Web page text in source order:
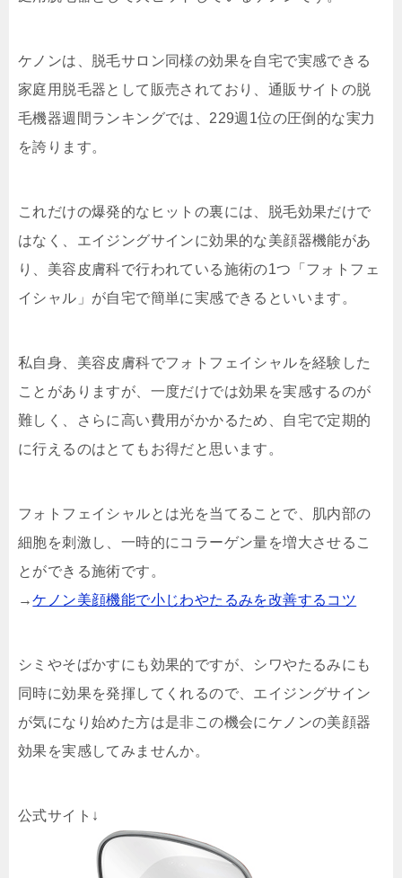
ケノンは、脱毛サロン同様の効果を自宅で実感できる
家庭用脱毛器として販売されており、通販サイトの脱
毛機器週間ランキングでは、229週1位の圧倒的な実力
を誇ります。
これだけの爆発的なヒットの裏には、脱毛効果だけで
はなく、エイジングサインに効果的な美顔器機能があ
り、美容皮膚科で行われている施術の1つ「フォトフェ
イシャル」が自宅で簡単に実感できるといいます。
私自身、美容皮膚科でフォトフェイシャルを経験した
ことがありますが、一度だけでは効果を実感するのが
難しく、さらに高い費用がかかるため、自宅で定期的
に行えるのはとてもお得だと思います。
フォトフェイシャルとは光を当てることで、肌内部の
細胞を刺激し、一時的にコラーゲン量を増大させるこ
とができる施術です。
→ケノン美顔機能で小じわやたるみを改善するコツ
シミやそばかすにも効果的ですが、シワやたるみにも
同時に効果を発揮してくれるので、エイジングサイン
が気になり始めた方は是非この機会にケノンの美顔器
効果を実感してみませんか。
公式サイト↓